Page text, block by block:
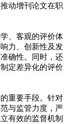
动增刊论文在职
、客观的评价体
力、创新性及发
确性。同时，还
定差异化的评价
重要手段。针对
与监管力度，严
有效的监督机制